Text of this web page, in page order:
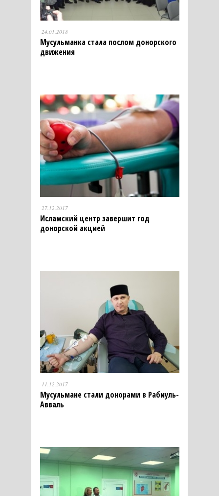
24.01.2018
Мусульманка стала послом донорского
движения
27.12.2017
Исламский центр завершит год
донорской акцией
11.12.2017
Мусульмане стали донорами в Рабиуль-
Авваль